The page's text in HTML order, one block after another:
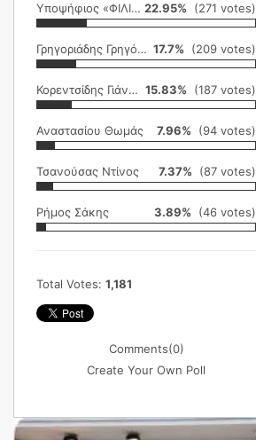
Υποψήφιος «ΦΙΛΙΚΗ ΕΤΑΙΡΕΙΑ» 22.95% (271 votes)
Γρηγοριάδης Γρηγόρης 17.7% (209 votes)
Κορεντσίδης Γιάννης 15.83% (187 votes)
Αναστασίου Θωμάς 7.96% (94 votes)
Τσανούσας Ντίνος 7.37% (87 votes)
Ρήμος Σάκης 3.89% (46 votes)
Total Votes: 1,181
Comments(0)
Create Your Own Poll